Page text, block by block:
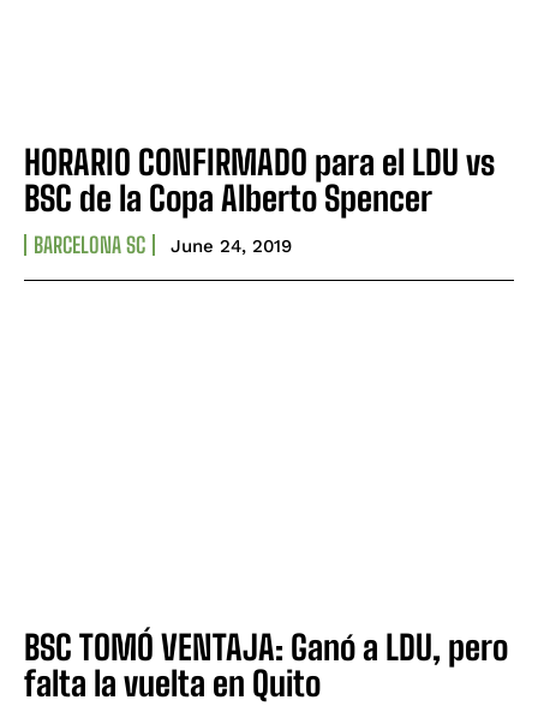
HORARIO CONFIRMADO para el LDU vs
BSC de la Copa Alberto Spencer
BARCELONA SC June 24, 2019
BSC TOMÓ VENTAJA: Ganó a LDU, pero
falta la vuelta en Quito